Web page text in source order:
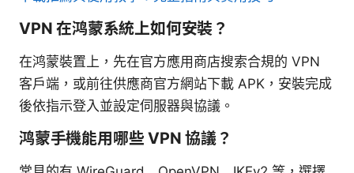
VPN 在鸿蒙系統上如何安裝？
在鸿蒙裝置上，先在官方應用商店搜索合規的 VPN
客戶端，或前往供應商官方網站下載 APK，安裝完成
後依指示登入並設定伺服器與協議。
鸿蒙手機能用哪些 VPN 協議？